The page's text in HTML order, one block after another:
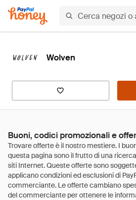
Wolven
Buoni, codici promozionali e